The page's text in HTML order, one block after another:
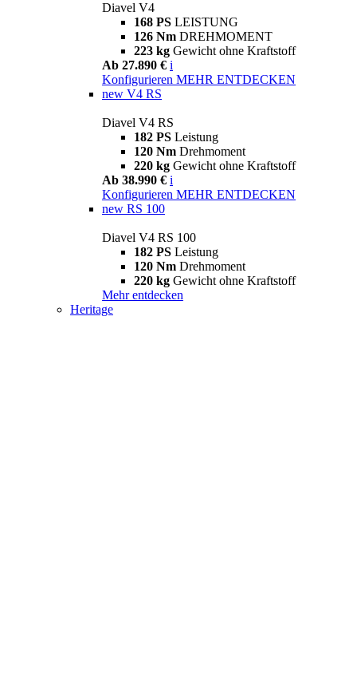
Diavel V4
168 PS LEISTUNG
126 Nm DREHMOMENT
223 kg Gewicht ohne Kraftstoff
Ab 27.890 € i
Konfigurieren MEHR ENTDECKEN
new V4 RS
Diavel V4 RS
182 PS Leistung
120 Nm Drehmoment
220 kg Gewicht ohne Kraftstoff
Ab 38.990 € i
Konfigurieren MEHR ENTDECKEN
new RS 100
Diavel V4 RS 100
182 PS Leistung
120 Nm Drehmoment
220 kg Gewicht ohne Kraftstoff
Mehr entdecken
Heritage